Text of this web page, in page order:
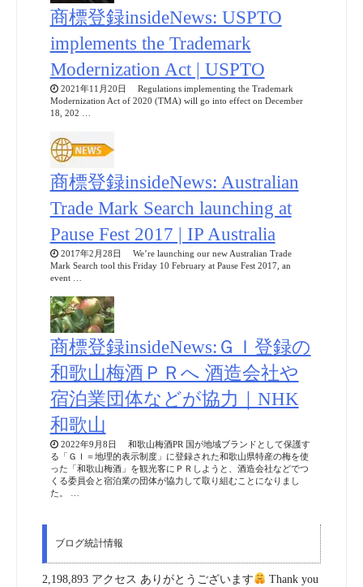
商標登録insideNews: USPTO
implements the Trademark
Modernization Act | USPTO
2021年11月20日 Regulations implementing the Trademark
Modernization Act of 2020 (TMA) will go into effect on December
18, 202 …
商標登録insideNews: Australian
Trade Mark Search launching at
Pause Fest 2017 | IP Australia
2017年2月28日 We’re launching our new Australian Trade
Mark Search tool this Friday 10 February at Pause Fest 2017, an
event …
商標登録insideNews:ＧＩ登録の
和歌山梅酒ＰＲへ 酒造会社や
宿泊業団体などが協力｜NHK
和歌山
2022年9月8日 和歌山梅酒PR 国が地域ブランドとして保護す
る「ＧＩ＝地理的表示制度」に登録された和歌山県特産の梅を使
った「和歌山梅酒」を観光客にＰＲしようと、酒造会社などでつ
くる委員会と宿泊業の団体が協力して取り組むことになりまし
た。 …
ブログ統計情報
2,198,893 アクセス ありがとうございます
Thank you